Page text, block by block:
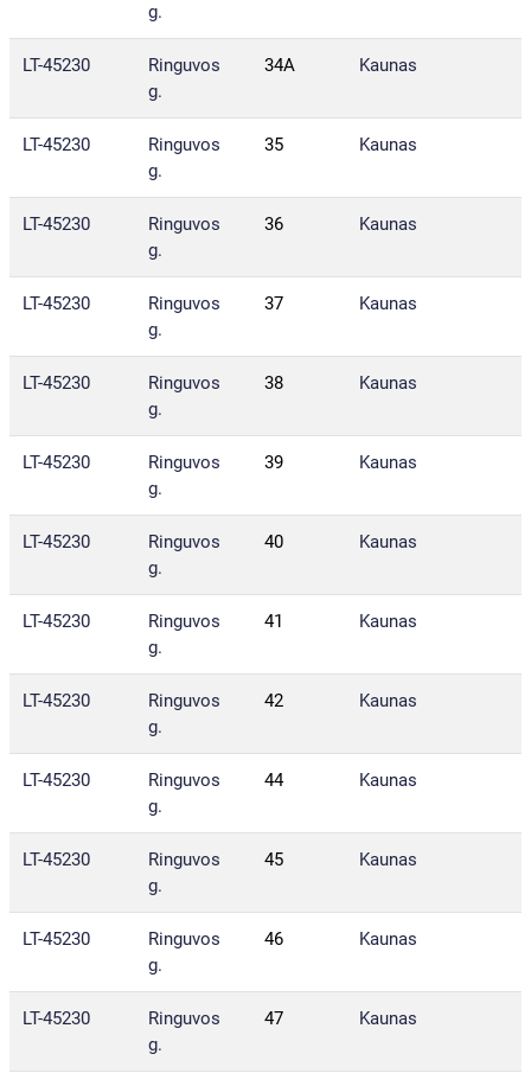
g.
LT-45230
Ringuvos
g.
34A Kaunas
LT-45230
Ringuvos
g.
35 Kaunas
LT-45230
Ringuvos
g.
36 Kaunas
LT-45230
Ringuvos
g.
37 Kaunas
LT-45230
Ringuvos
g.
38 Kaunas
LT-45230
Ringuvos
g.
39 Kaunas
LT-45230
Ringuvos
g.
40 Kaunas
LT-45230
Ringuvos
g.
41 Kaunas
LT-45230
Ringuvos
g.
42 Kaunas
LT-45230
Ringuvos
g.
44 Kaunas
LT-45230
Ringuvos
g.
45 Kaunas
LT-45230
Ringuvos
g.
46 Kaunas
LT-45230
Ringuvos
g.
47 Kaunas